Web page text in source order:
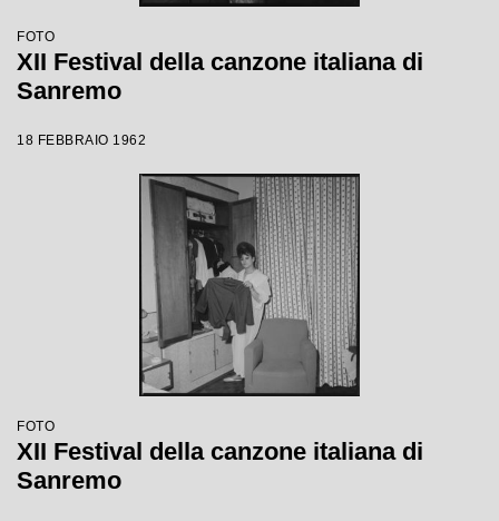
FOTO
XII Festival della canzone italiana di
Sanremo
18 FEBBRAIO 1962
FOTO
XII Festival della canzone italiana di
Sanremo